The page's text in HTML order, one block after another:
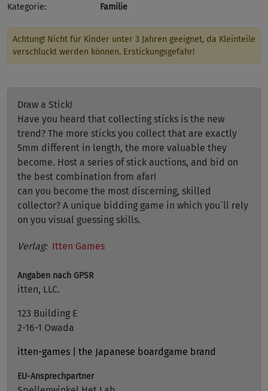
Kategorie:
Familie
Achtung! Nicht für Kinder unter 3 Jahren geeignet, da Kleinteile
verschluckt werden können. Erstickungsgefahr!
Draw a Stick!
Have you heard that collecting sticks is the new
trend? The more sticks you collect that are exactly
5mm different in length, the more valuable they
become. Host a series of stick auctions, and bid on
the best combination from afar!
can you become the most discerning, skilled
collector? A unique bidding game in which you´ll rely
on you visual guessing skills.
Verlag: Itten Games
Angaben nach GPSR
itten, LLC.
123 Building E
2-16-1 Owada
itten-games | the Japanese boardgame brand
EU-Ansprechpartner